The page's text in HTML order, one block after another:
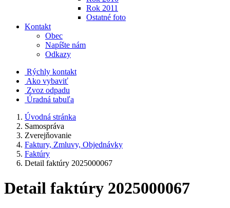
Rok 2011
Ostatné foto
Kontakt
Obec
Napíšte nám
Odkazy
Rýchly kontakt
Ako vybaviť
Zvoz odpadu
Úradná tabuľa
Úvodná stránka
Samospráva
Zverejňovanie
Faktury, Zmluvy, Objednávky
Faktúry
Detail faktúry 2025000067
Detail faktúry 2025000067